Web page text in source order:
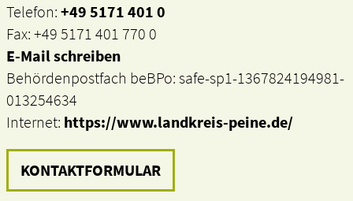
Telefon:+49 5171 401 0
Fax: +49 5171 401 770 0
E-Mail schreiben
Behördenpostfach beBPo: safe-sp1-1367824194981-
013254634
Internet: https://www.landkreis-peine.de/
KONTAKTFORMULAR